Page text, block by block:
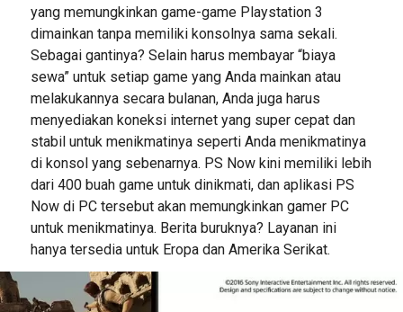
yang memungkinkan game-game Playstation 3
dimainkan tanpa memiliki konsolnya sama sekali.
Sebagai gantinya? Selain harus membayar “biaya
sewa” untuk setiap game yang Anda mainkan atau
melakukannya secara bulanan, Anda juga harus
menyediakan koneksi internet yang super cepat dan
stabil untuk menikmatinya seperti Anda menikmatinya
di konsol yang sebenarnya. PS Now kini memiliki lebih
dari 400 buah game untuk dinikmati, dan aplikasi PS
Now di PC tersebut akan memungkinkan gamer PC
untuk menikmatinya. Berita buruknya? Layanan ini
hanya tersedia untuk Eropa dan Amerika Serikat.